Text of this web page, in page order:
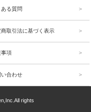
ある質問
取引法に基づく表示
項
い合わせ
rights